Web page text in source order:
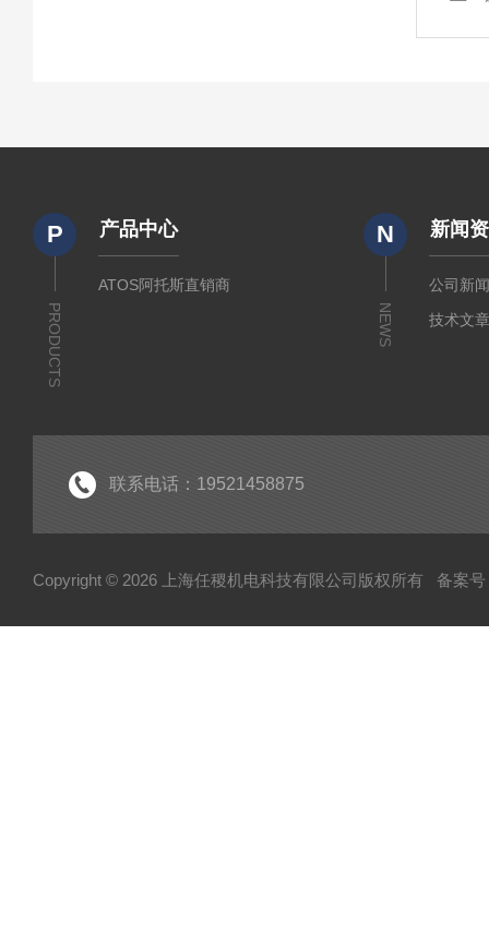
P
PRODUCTS
产品中心
ATOS阿托斯直销商
N
NEWS
新闻
公司新
技术文
联系电话：19521458875
Copyright © 2026 上海任稷机电科技有限公司版权所有 备案号